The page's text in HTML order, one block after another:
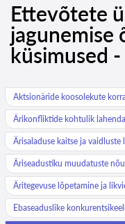
Ettevõtete
jagunemise
küsimused
Aktsionäride koosolekute
Ärikonfliktide kohtulik
Ärisaladuse kaitse ja vaidluste
Äriseadustiku muudatuste
Äritegevuse lõpetamine ja
Ebaseaduslike